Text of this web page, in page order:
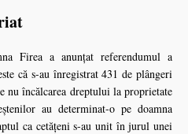
Firea a anunţat referendumul a
că s-au înregistrat 431 de plângeri
încălcarea dreptului la proprietate
au determinat-o pe doamna
ca cetăţeni s-au unit în jurul unei